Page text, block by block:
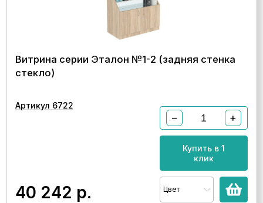
Витрина серии Эталон №1-2 (задняя стенка
стекло)
Артикул 6722
40 242 р.
− +
Купить в 1
клик
Цвет